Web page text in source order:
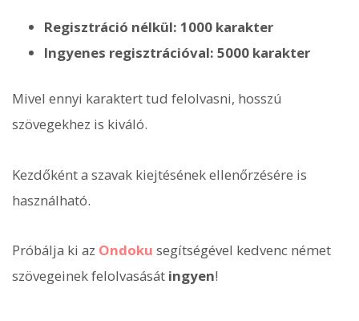
Regisztráció nélkül: 1000 karakter
Ingyenes regisztrációval: 5000 karakter
Mivel ennyi karaktert tud felolvasni, hosszú
szövegekhez is kiváló.
Kezdőként a szavak kiejtésének ellenőrzésére is
használható.
Próbálja ki az Ondoku segítségével kedvenc német
szövegeinek felolvasását ingyen!